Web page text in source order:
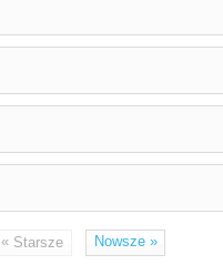
« Starsze Nowsze»